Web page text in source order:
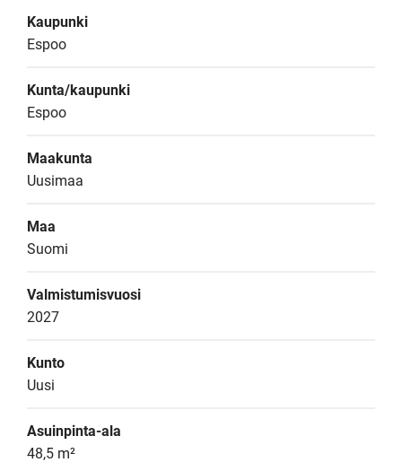
Kaupunki
Espoo
Kunta/kaupunki
Espoo
Maakunta
Uusimaa
Maa
Suomi
Valmistumisvuosi
2027
Kunto
Uusi
Asuinpinta-ala
48,5 m²